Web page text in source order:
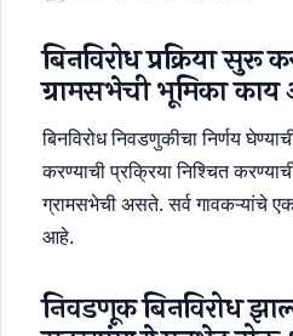
बिनविरोध प्रक्रिया सुरू
ग्रामसभेची भूमिका
बिनविरोध निवडणुकीचा निर्णय
करण्याची प्रक्रिया निश्चित
ग्रामसभेची असते. सर्व गावकऱ्यांचे
आहे.
निवडणूक बिनविरोध